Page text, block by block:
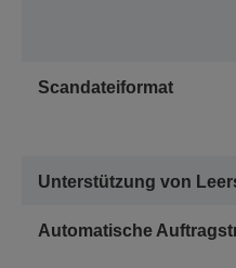
Scandateiformat
Unterstützung von
Automatische